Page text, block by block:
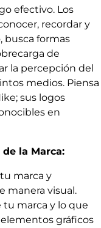
efectivo. Los
recordar y
busca formas
de
la percepción del
medios. Piensa
sus logos
en
la Marca:
marca y
manera visual.
tu marca y lo que
gráficos